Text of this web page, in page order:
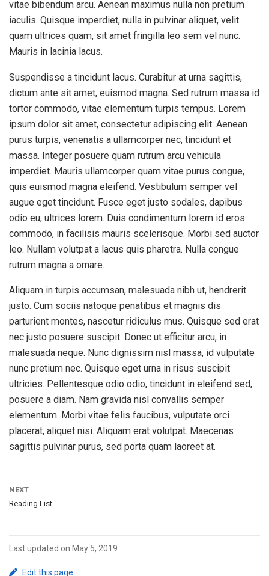
vitae bibendum arcu. Aenean maximus nulla non pretium
iaculis. Quisque imperdiet, nulla in pulvinar aliquet, velit
quam ultrices quam, sit amet fringilla leo sem vel nunc.
Mauris in lacinia lacus.
Suspendisse a tincidunt lacus. Curabitur at urna sagittis,
dictum ante sit amet, euismod magna. Sed rutrum massa id
tortor commodo, vitae elementum turpis tempus. Lorem
ipsum dolor sit amet, consectetur adipiscing elit. Aenean
purus turpis, venenatis a ullamcorper nec, tincidunt et
massa. Integer posuere quam rutrum arcu vehicula
imperdiet. Mauris ullamcorper quam vitae purus congue,
quis euismod magna eleifend. Vestibulum semper vel
augue eget tincidunt. Fusce eget justo sodales, dapibus
odio eu, ultrices lorem. Duis condimentum lorem id eros
commodo, in facilisis mauris scelerisque. Morbi sed auctor
leo. Nullam volutpat a lacus quis pharetra. Nulla congue
rutrum magna a ornare.
Aliquam in turpis accumsan, malesuada nibh ut, hendrerit
justo. Cum sociis natoque penatibus et magnis dis
parturient montes, nascetur ridiculus mus. Quisque sed erat
nec justo posuere suscipit. Donec ut efficitur arcu, in
malesuada neque. Nunc dignissim nisl massa, id vulputate
nunc pretium nec. Quisque eget urna in risus suscipit
ultricies. Pellentesque odio odio, tincidunt in eleifend sed,
posuere a diam. Nam gravida nisl convallis semper
elementum. Morbi vitae felis faucibus, vulputate orci
placerat, aliquet nisi. Aliquam erat volutpat. Maecenas
sagittis pulvinar purus, sed porta quam laoreet at.
NEXT
Reading List
Last updated on May 5, 2019
Edit this page